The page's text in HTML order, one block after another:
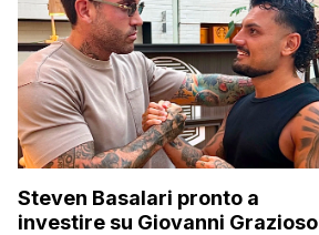
Steven Basalari pronto a
investire su Giovanni Grazioso